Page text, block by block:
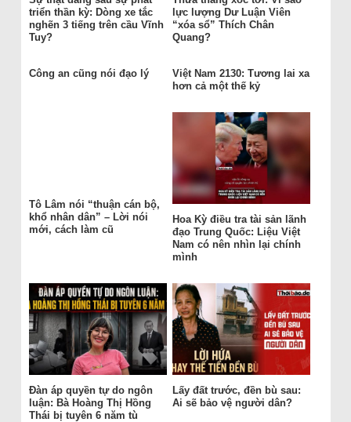
triển thần kỳ: Dòng xe tắc
nghẽn 3 tiếng trên cầu Vĩnh
Tuy?
lực lượng Dư Luận Viên
“xóa sổ” Thích Chân
Quang?
Công an cũng nói đạo lý
Việt Nam 2130: Tương lai xa
hơn cả một thế kỷ
Tô Lâm nói “thuận cán bộ,
khổ nhân dân” – Lời nói
mới, cách làm cũ
Hoa Kỳ điều tra tài sản lãnh
đạo Trung Quốc: Liệu Việt
Nam có nên nhìn lại chính
mình
Đàn áp quyền tự do ngôn
luận: Bà Hoàng Thị Hồng
Thái bị tuyên 6 năm tù
Lấy đất trước, đền bù sau:
Ai sẽ bảo vệ người dân?